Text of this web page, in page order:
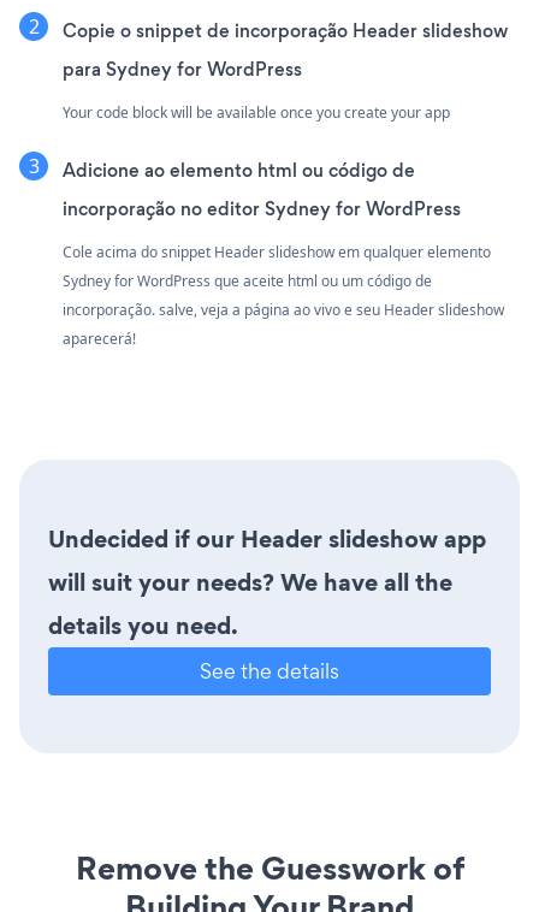
Copie o snippet de incorporação Header slideshow
para Sydney for WordPress
Your code block will be available once you create your app
Adicione ao elemento html ou código de
incorporação no editor Sydney for WordPress
Cole acima do snippet Header slideshow em qualquer elemento
Sydney for WordPress que aceite html ou um código de
incorporação. salve, veja a página ao vivo e seu Header slideshow
aparecerá!
Undecided if our Header slideshow app
will suit your needs? We have all the
details you need.
See the details
Remove the Guesswork of